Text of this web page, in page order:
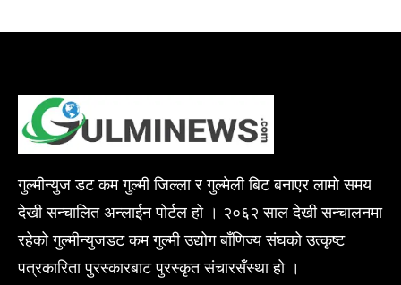
गुल्मीन्युज डट कम गुल्मी जिल्ला र गुल्मेली बिट बनाएर लामो समय
देखी सन्चालित अन्लाईन पोर्टल हो । २०६२ साल देखी सन्चालनमा
रहेको गुल्मीन्युजडट कम गुल्मी उद्योग बाँणिज्य संघको उत्कृष्ट
पत्रकारिता पुरस्कारबाट पुरस्कृत संचारसँस्था हो ।